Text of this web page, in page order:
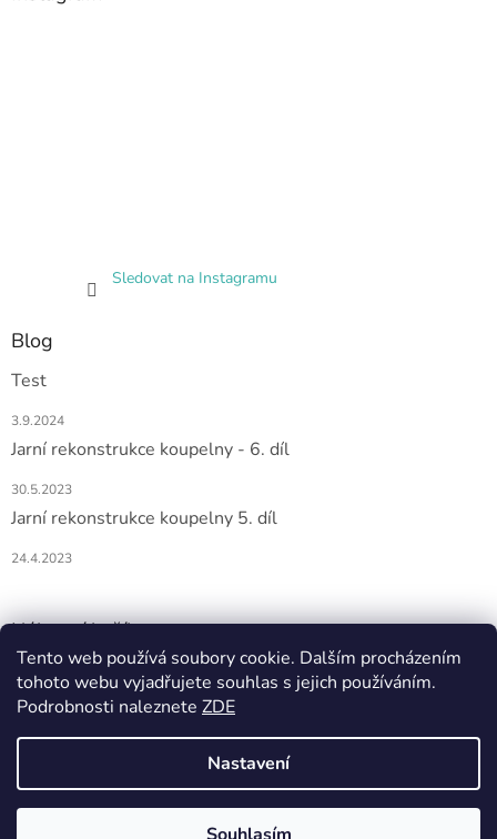
Tento web používá soubory cookie. Dalším procházením
tohoto webu vyjadřujete souhlas s jejich používáním.
Podrobnosti naleznete ZDE
Nastavení
Sledovat na Instagramu
Blog
Test
3.9.2024
Jarní rekonstrukce koupelny - 6. díl
30.5.2023
Jarní rekonstrukce koupelny 5. díl
24.4.2023
Nákupní košík
0KS /0 KČ
Vytvořil Shoptet
DOMIO. Všechna práva vyhrazena.